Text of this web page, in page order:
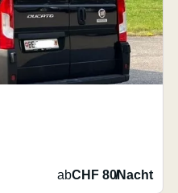
abCHF 80/Nacht